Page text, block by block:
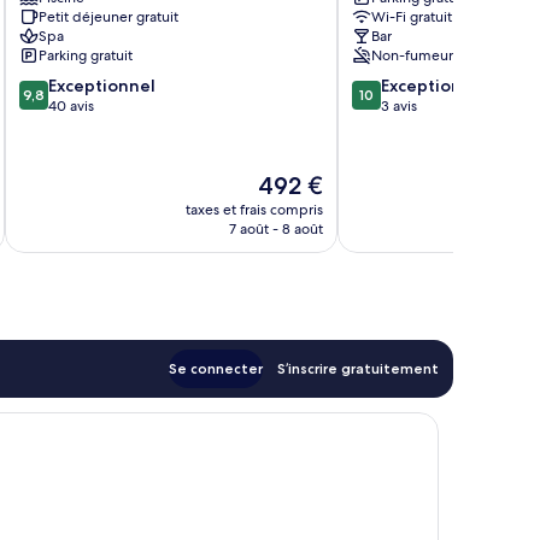
Makhanda
Petit déjeuner gratuit
Spa
Parking gratuit
9.8
sur
9,8 Exceptionnel
40 avis
Le
nouveau
prix
492 €
taxes et frais compris
7 août - 8 août
House
Makhanda
Wi-Fi gratuit
Bar
Non-fumeurs
10.0
sur
10 Exceptionnel
3 avis
Se connecter S’inscrire gratuitement